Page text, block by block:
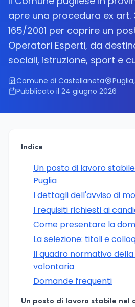
apre una procedura ex art.
165/2001 per coprire un
Operatori Esperti, da
sociali, istruzione, sport e
Comune di Castellaneta
Pubblicato il 24 giugno 2026
Indice
Un posto di lavoro
Puglia
I dettagli dell'avviso di
I requisiti richiesti ai
Come presentare la
La selezione: titoli e
Il quadro normativo
volontaria
Domande frequenti
Un posto di lavoro stabile nel